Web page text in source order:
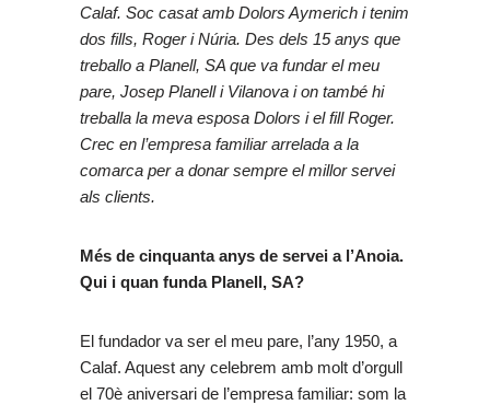
Calaf. Soc casat amb Dolors Aymerich i tenim
dos fills, Roger i Núria. Des dels 15 anys que
treballo a Planell, SA que va fundar el meu
pare, Josep Planell i Vilanova i on també hi
treballa la meva esposa Dolors i el fill Roger.
Crec en l’empresa familiar arrelada a la
comarca per a donar sempre el millor servei
als clients.
Més de cinquanta anys de servei a l’Anoia.
Qui i quan funda Planell, SA?
El fundador va ser el meu pare, l’any 1950, a
Calaf. Aquest any celebrem amb molt d’orgull
el 70è aniversari de l’empresa familiar: som la